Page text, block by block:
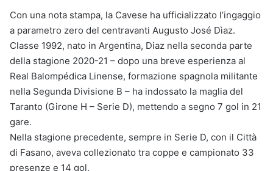
Con una nota stampa, la Cavese ha ufficializzato l’ingaggio
a parametro zero del centravanti Augusto José Dìaz.
Classe 1992, nato in Argentina, Diaz nella seconda parte
della stagione 2020-21 – dopo una breve esperienza al
Real Balompédica Linense, formazione spagnola militante
nella Segunda Divisione B – ha indossato la maglia del
Taranto (Girone H – Serie D), mettendo a segno 7 gol in 21
gare.
Nella stagione precedente, sempre in Serie D, con il Città
di Fasano, aveva collezionato tra coppe e campionato 33
presenze e 14 gol.